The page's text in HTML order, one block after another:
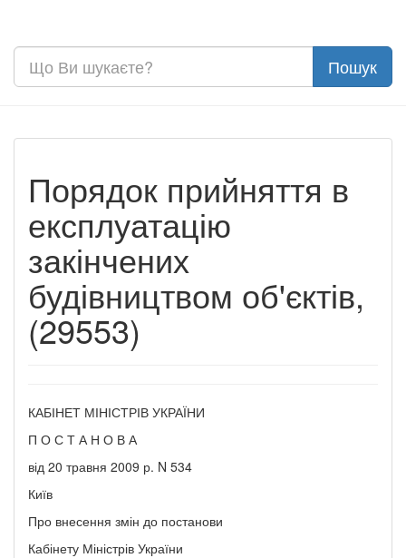
Порядок прийняття в
експлуатацію
закінчених
будівництвом об'єктів,
(29553)
КАБІНЕТ МІНІСТРІВ УКРАЇНИ
П О С Т А Н О В А
від 20 травня 2009 р. N 534
Київ
Про внесення змін до постанови
Кабінету Міністрів України